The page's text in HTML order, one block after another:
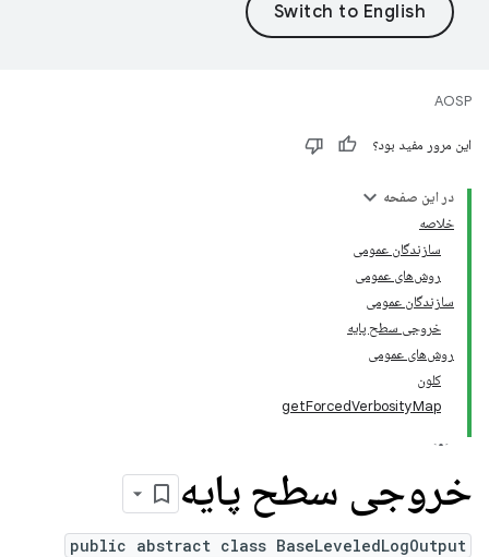
AOSP
این مرور مفید بود؟
در این صفحه
خلاصه
سازندگان عمومی
روش‌های عمومی
سازندگان عمومی
خروجی سطح پایه
روش‌های عمومی
کلون
getForcedVerbosityMap
خروجی سطح پایه
public abstract class BaseLeveledLogOutput